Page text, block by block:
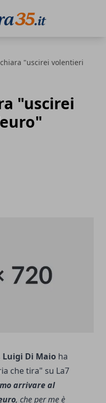
"uscirei volentieri
"uscirei
Luigi Di Maio ha
che tira" su La7
arrivare al
, che per me è